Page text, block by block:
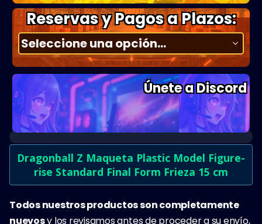
Reservas y Pagos a Plazos:
Únete a Discord
Dragonball Z Maqueta Plastic Model Figure-
rise Standard Final Form Frieza 15 cm
Todos nuestros productos son completamente
nuevosy los revisamos antes de proceder a su envío,